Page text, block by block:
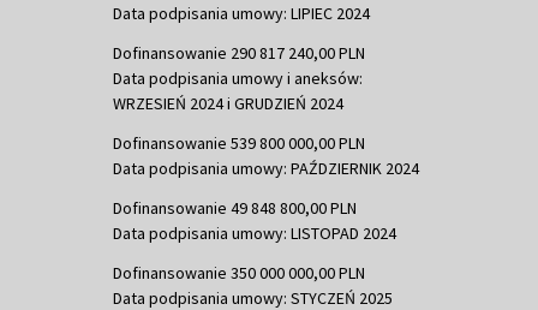
Data podpisania umowy: LIPIEC 2024
Dofinansowanie 290 817 240,00 PLN
Data podpisania umowy i aneksów:
WRZESIEŃ 2024 i GRUDZIEŃ 2024
Dofinansowanie 539 800 000,00 PLN
Data podpisania umowy: PAŹDZIERNIK 2024
Dofinansowanie 49 848 800,00 PLN
Data podpisania umowy: LISTOPAD 2024
Dofinansowanie 350 000 000,00 PLN
Data podpisania umowy: STYCZEŃ 2025